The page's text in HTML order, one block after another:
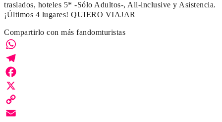
traslados, hoteles 5* -Sólo Adultos-, All-inclusive y Asistencia.
¡Últimos 4 lugares! QUIERO VIAJAR
Compartirlo con más fandomturistas
WhatsApp
Telegram
Facebook
X
Copy